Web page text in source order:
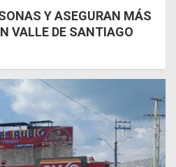
Y ASEGURAN MÁS
VALLE DE SANTIAGO